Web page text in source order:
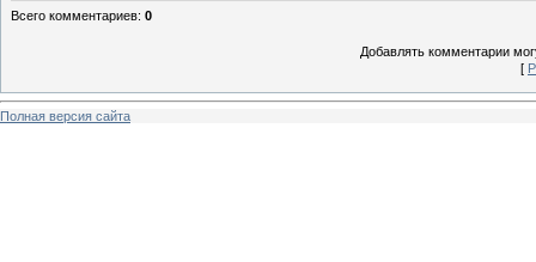
Всего комментариев: 0
Добавлять комментарии
[
Полная версия сайта